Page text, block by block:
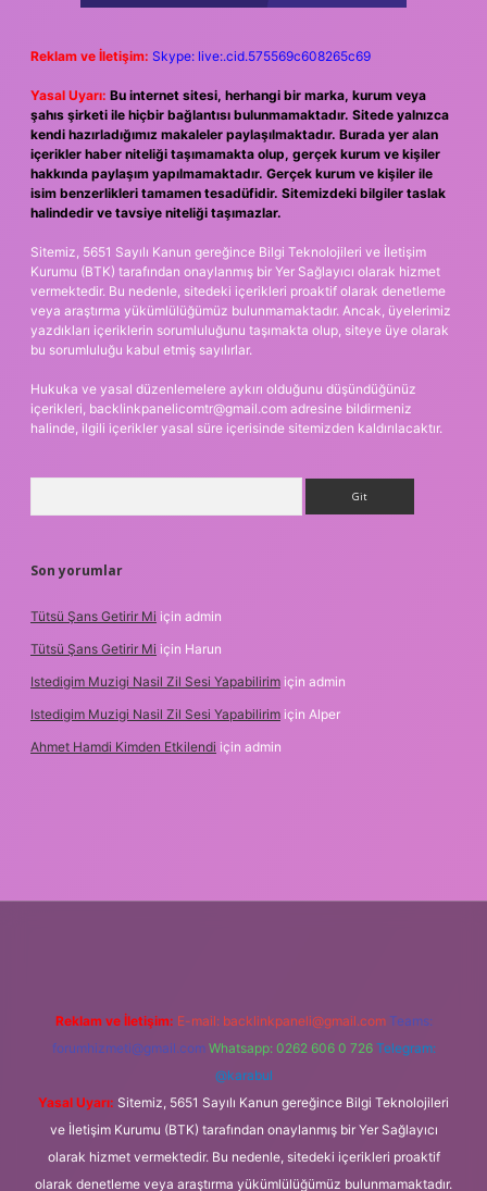
Reklam ve İletişim: Skype: live:.cid.575569c608265c69
Yasal Uyarı: Bu internet sitesi, herhangi bir marka, kurum veya
şahıs şirketi ile hiçbir bağlantısı bulunmamaktadır. Sitede yalnızca
kendi hazırladığımız makaleler paylaşılmaktadır. Burada yer alan
içerikler haber niteliği taşımamakta olup, gerçek kurum ve kişiler
hakkında paylaşım yapılmamaktadır. Gerçek kurum ve kişiler ile
isim benzerlikleri tamamen tesadüfidir. Sitemizdeki bilgiler taslak
halindedir ve tavsiye niteliği taşımazlar.
Sitemiz, 5651 Sayılı Kanun gereğince Bilgi Teknolojileri ve İletişim
Kurumu (BTK) tarafından onaylanmış bir Yer Sağlayıcı olarak hizmet
vermektedir. Bu nedenle, sitedeki içerikleri proaktif olarak denetleme
veya araştırma yükümlülüğümüz bulunmamaktadır. Ancak, üyelerimiz
yazdıkları içeriklerin sorumluluğunu taşımakta olup, siteye üye olarak
bu sorumluluğu kabul etmiş sayılırlar.
Hukuka ve yasal düzenlemelere aykırı olduğunu düşündüğünüz
içerikleri, backlinkpanelicomtr@gmail.com adresine bildirmeniz
halinde, ilgili içerikler yasal süre içerisinde sitemizden kaldırılacaktır.
Son yorumlar
Tütsü Şans Getirir Mi için admin
Tütsü Şans Getirir Mi için Harun
Istedigim Muzigi Nasil Zil Sesi Yapabilirim için admin
Istedigim Muzigi Nasil Zil Sesi Yapabilirim için Alper
Ahmet Hamdi Kimden Etkilendi için admin
Reklam ve İletişim: E-mail: backlinkpaneli@gmail.com Teams:
forumhizmeti@gmail.com Whatsapp: 0262 606 0 726 Telegram:
@karabul
Yasal Uyarı: Sitemiz, 5651 Sayılı Kanun gereğince Bilgi Teknolojileri
ve İletişim Kurumu (BTK) tarafından onaylanmış bir Yer Sağlayıcı
olarak hizmet vermektedir. Bu nedenle, sitedeki içerikleri proaktif
olarak denetleme veya araştırma yükümlülüğümüz bulunmamaktadır.